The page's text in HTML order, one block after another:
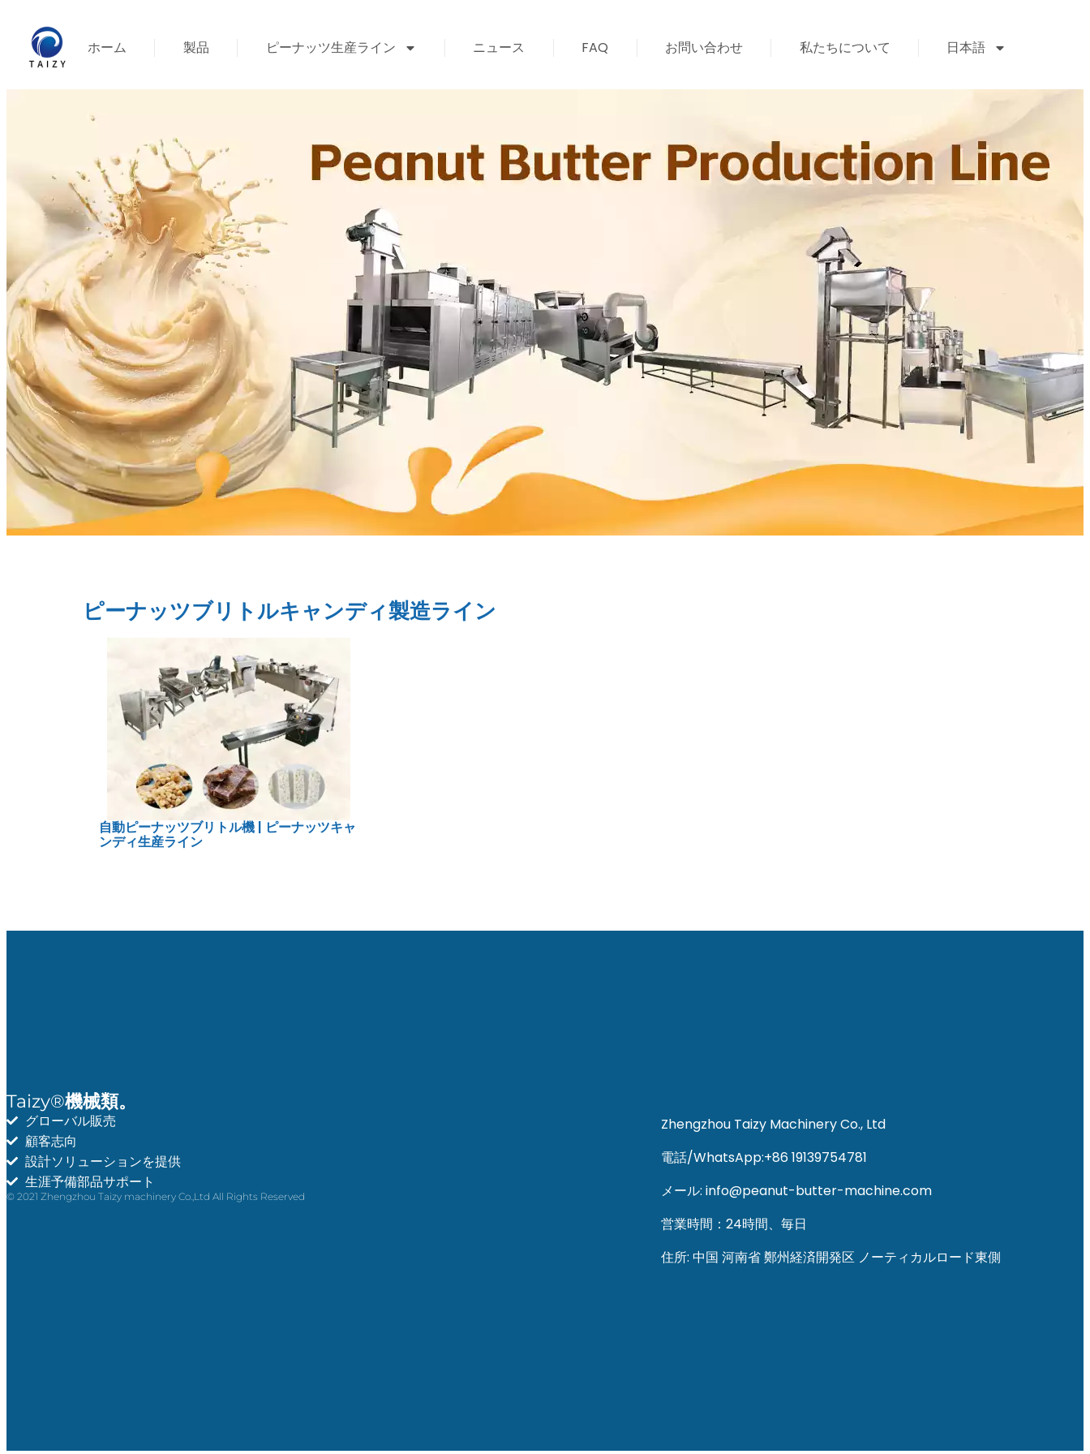
ホーム 製品 ピーナッツ生産ライン ニュース FAQ お問い合わせ 私たちについて 日本語
ピーナッツブリトルキャンディ製造ライン
自動ピーナッツブリトル機 | ピーナッツキャ
ンディ生産ライン
Taizy®機械類。
グローバル販売
顧客志向
設計ソリューションを提供
生涯予備部品サポート
© 2021 Zhengzhou Taizy machinery Co.,Ltd All Rights Reserved
Zhengzhou Taizy Machinery Co., Ltd
電話/WhatsApp:+86 19139754781
メール: info@peanut-butter-machine.com
営業時間：24時間、毎日
住所: 中国 河南省 鄭州経済開発区 ノーティカルロード東側